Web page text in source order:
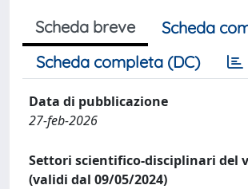
Scheda breve
Scheda
Scheda completa (DC)
Data di pubblicazione
27-feb-2026
Settori scientifico-disciplinari del
(validi dal 09/05/2024)